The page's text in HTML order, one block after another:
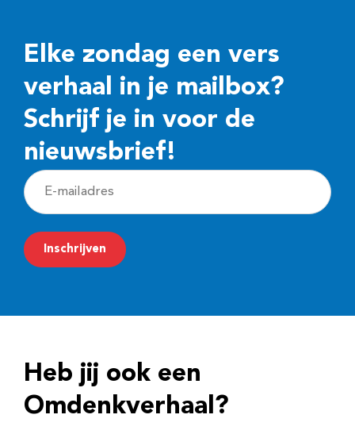
Elke zondag een vers
verhaal in je mailbox?
Schrijf je in voor de
nieuwsbrief!
E
-
m
a
r
e
Inschrijven
Heb jij ook een
Omdenkverhaal?